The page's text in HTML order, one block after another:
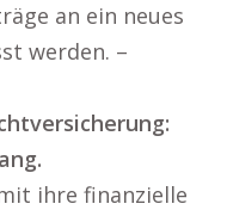
an ein neues
werden. –
ihre finanzielle